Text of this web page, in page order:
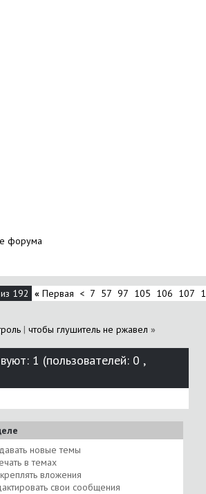
192 « Первая < 7 57 97 105 106 107
| чтобы глушитель не ржавел »
1 (пользователей: 0 ,
новые темы
в темах
вложения
свои сообщения